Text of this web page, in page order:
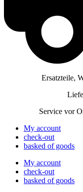
Ersatzteile,
Service vor
My account
check-out
basked of goods
My account
check-out
basked of goods